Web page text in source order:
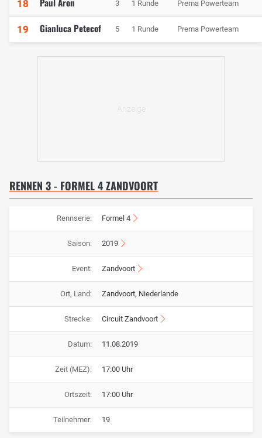
18 3 1 Runde Prema Powerteam
19 Gianluca Petecof 5 1 Runde Prema Powerteam
RENNEN 3 - FORMEL 4 ZANDVOORT
Rennserie: Formel 4
Saison: 2019
Event: Zandvoort
Ort, Land: Zandvoort, Niederlande
Strecke: Circuit Zandvoort
Datum: 11.08.2019
Zeit (MEZ): 17:00 Uhr
Ortszeit: 17:00 Uhr
Teilnehmer: 19